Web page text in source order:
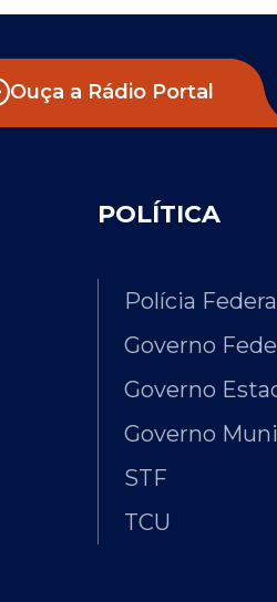
Ouça a Rádio Portal
POLÍTICA
Polícia
Governo
Governo
Governo
STF
TCU